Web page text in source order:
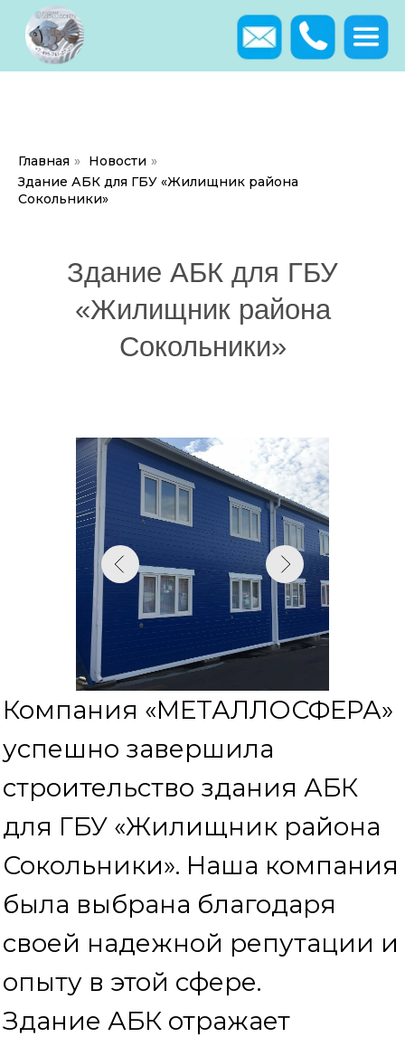
Главная » Новости »
Здание АБК для ГБУ «Жилищник района
Сокольники»
Здание АБК для ГБУ
Компания «МЕТАЛЛОСФЕРА»
успешно завершила
строительство здания АБК
для ГБУ «Жилищник района
Сокольники». Наша компания
была выбрана благодаря
своей надежной репутации и
опыту в этой сфере.
аскетичный стиль и
функциональность, сочетая в
себе простоту и
практичность. Мы
придерживались высоких
стандартов качества и
строительных норм, чтобы
обеспечить долговечность и
надежность здания.
Компания «МЕТАЛЛОСФЕРА»